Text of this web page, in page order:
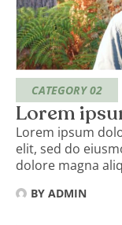
CATEGORY 02
Lorem
Lorem ipsum
elit, sed do
dolore magna
BY ADMIN